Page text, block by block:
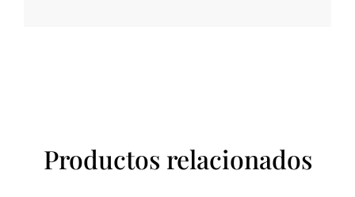
Productos relacionados